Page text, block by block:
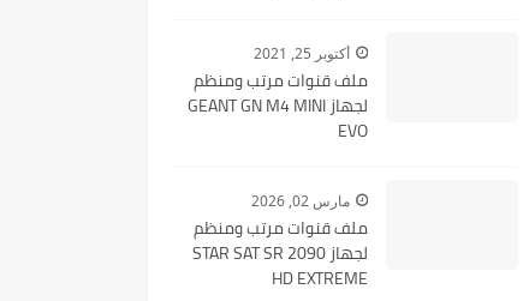
أكتوبر 25, 2021
ملف قنوات مرتب ومنظم
لجهاز GEANT GN M4 MINI
EVO
مارس 02, 2026
ملف قنوات مرتب ومنظم
لجهاز STAR SAT SR 2090
HD EXTREME